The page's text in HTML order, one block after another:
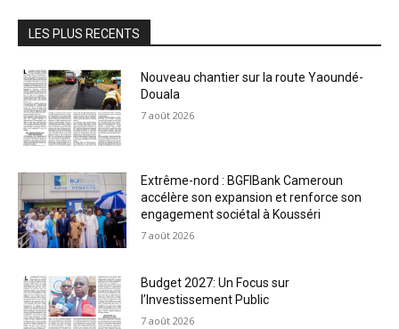
LES PLUS RECENTS
Nouveau chantier sur la route Yaoundé-
Douala
7 août 2026
Extrême-nord : BGFIBank Cameroun
accélère son expansion et renforce son
engagement sociétal à Kousséri
7 août 2026
Budget 2027: Un Focus sur
l’Investissement Public
7 août 2026